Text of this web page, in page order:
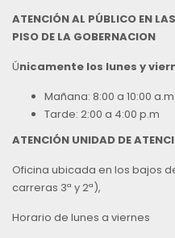
ATENCIÓN AL PÚBLICO EN
PISO DE LA GOBERNACION
Únicamente los lunes y
Mañana: 8:00 a 10:00 a.m.
Tarde: 2:00 a 4:00 p.m
ATENCIÓN UNIDAD DE
Oficina ubicada en los bajos
carreras 3ª y 2ª),
Horario de lunes a viernes